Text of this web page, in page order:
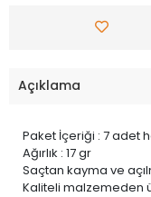
Açıklama
Paket İçeriği : 7 adet
Ağırlık : 17 gr
Saçtan kayma ve
Kaliteli malzemeden